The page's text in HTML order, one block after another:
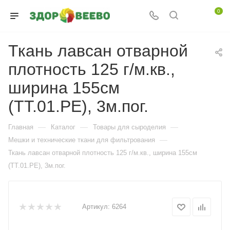
0
Ткань лавсан отварной
плотность 125 г/м.кв.,
ширина 155см
(ТТ.01.PE), 3м.пог.
Главная — Каталог — Товары для сыроделия —
Мешки и технические ткани для фильтрования —
Ткань лавсан отварной плотность 125 г/м.кв., ширина 155см
(ТТ.01.PE), 3м.пог.
Артикул: 6264